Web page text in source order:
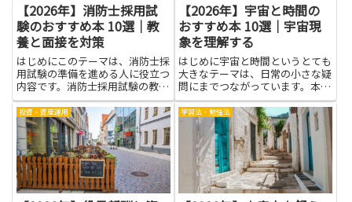
【2026年】消防士採用試
験のおすすめ本 10選｜教
養と面接を対策
はじめにこのテーマは、消防士採
用試験の準備を進める人に役立つ
内容です。消防士採用試験の教養
と面接の対策を組み合わせた本
は、試験で問われやすい基礎知識
を身につけると同時に、話の組み
立て方や自己PRのコツを練習す
る材料になります。読みやすい解
説...
【2026年】宇宙と時間の
おすすめ本 10選｜宇宙現
象を理解する
はじめに宇宙と時間というとても
大きなテーマは、日常の小さな疑
問にまでつながっています。本を
手に取ってページをめくると、星
が光を運ぶしくみや惑星の動き、
時空の話が、身の回りのことと結
びついた形で見えてきます。宇宙
現象を理解する力は、理科の授
投資・資産運用 学習法・勉強法